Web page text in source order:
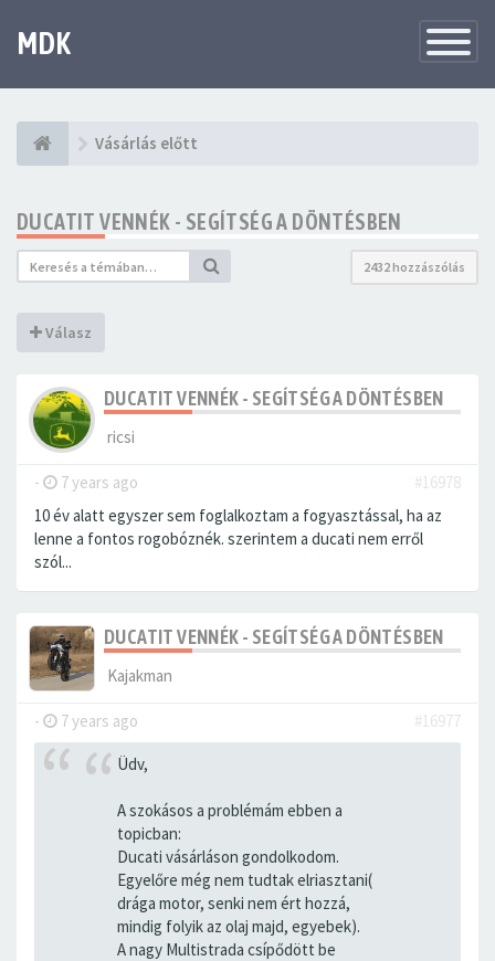
navigáció
MDK
Vásárlás előtt
DUCATIT VENNÉK - SEGÍTSÉG A DÖNTÉSBEN
2432 hozzászólás
Válasz
DUCATIT VENNÉK - SEGÍTSÉG A DÖNTÉSBEN
ricsi
- 7 years ago
#16978
10 év alatt egyszer sem foglalkoztam a fogyasztással, ha az
lenne a fontos rogobóznék. szerintem a ducati nem erről
szól...
DUCATIT VENNÉK - SEGÍTSÉG A DÖNTÉSBEN
Kajakman
- 7 years ago #16977
Üdv,
A szokásos a problémám ebben a
topicban:
Ducati vásárláson gondolkodom.
Egyelőre még nem tudtak elriasztani(
drága motor, senki nem ért hozzá,
mindig folyik az olaj majd, egyebek).
A nagy Multistrada csípődött be